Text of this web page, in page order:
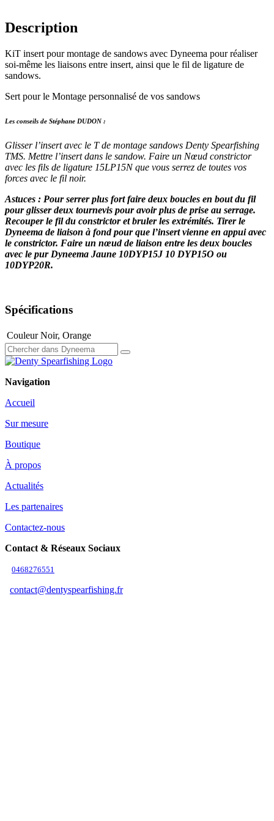
Description
KiT insert pour montage de sandows avec Dyneema pour réaliser
soi-même les liaisons entre insert, ainsi que le fil de ligature de
sandows.
Sert pour le Montage personnalisé de vos sandows
Les conseils de Stéphane DUDON :
Glisser l’insert avec le T de montage sandows Denty Spearfishing
TMS. Mettre l’insert dans le sandow. Faire un Nœud constrictor
avec les fils de ligature 15LP15N que vous serrez de toutes vos
forces avec le fil noir.
Astuces : Pour serrer plus fort faire deux boucles en bout du fil
pour glisser deux tournevis pour avoir plus de prise au serrage.
Recouper le fil du constrictor et bruler les extrémités. Tirer le
Dyneema de liaison à fond pour que l’insert vienne en appui avec
le constrictor. Faire un nœud de liaison entre les deux boucles
avec le pur Dyneema Jaune 10DYP15J 10 DYP15O ou
10DYP20R.
Spécifications
Couleur Noir, Orange
Navigation
Accueil
Sur mesure
Boutique
À propos
Actualités
Les partenaires
Contactez-nous
Contact & Réseaux Sociaux
0468276551
contact@dentyspearfishing.fr